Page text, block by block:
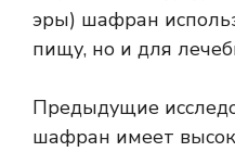
эры) шафран
пищу, но и для
Предыдущие
шафран имеет